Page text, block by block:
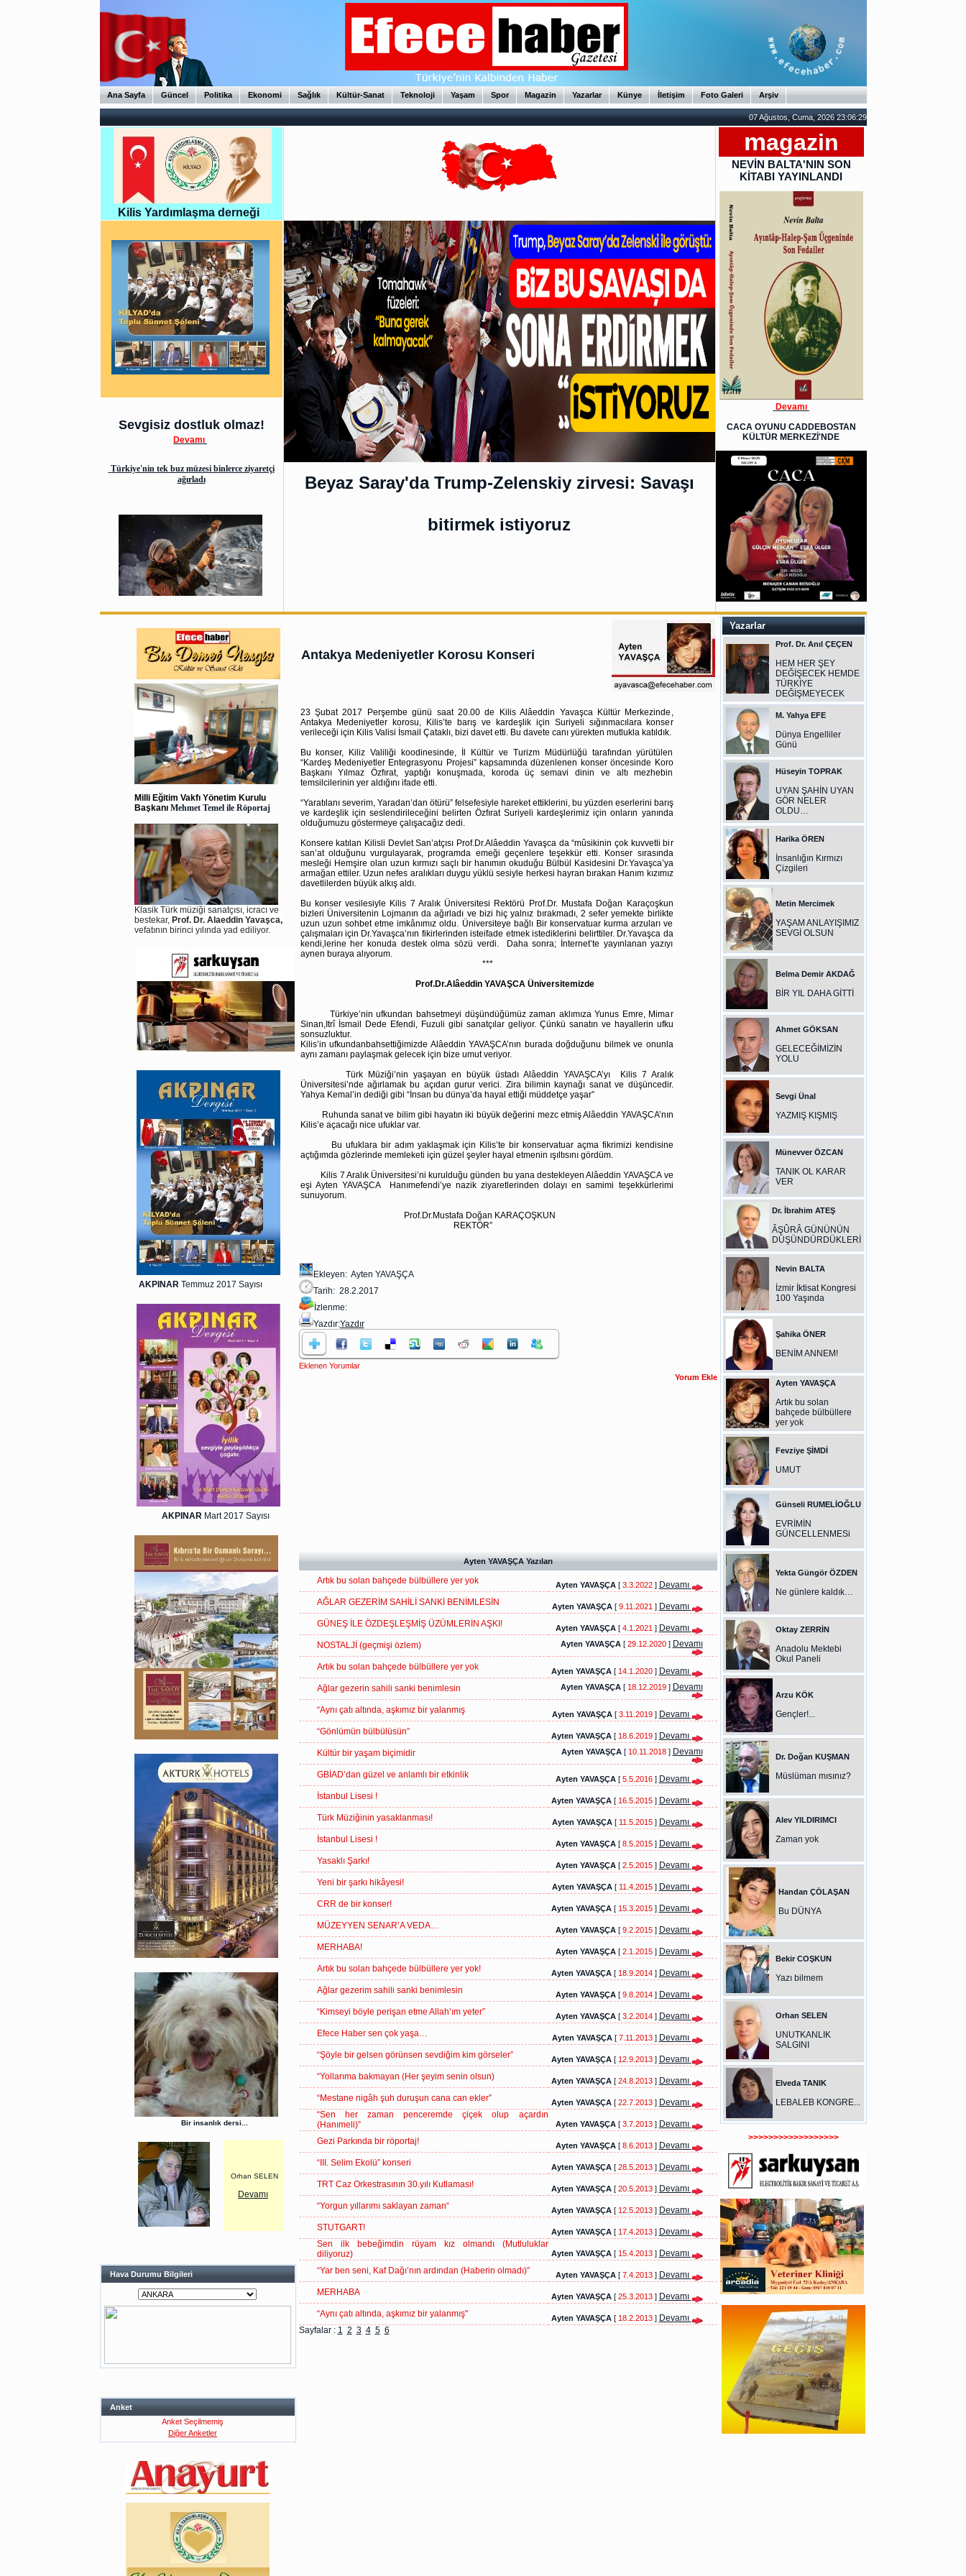
Ana Sayfa Güncel Politika Ekonomi Sağlık Kültür-Sanat Teknoloji Yaşam Spor Magazin Yazarlar Künye İletişim Foto Galeri Arşiv
07 Ağustos, Cuma, 2026 23:06:30
Kilis Yardımlaşma derneği
Sevgisiz dostluk olmaz!
Devamı
Türkiye'nin tek buz müzesi binlerce ziyaretçi
ağırladı
Beyaz Saray'da Trump-Zelenskiy zirvesi: Savaşı
bitirmek istiyoruz
magazin
NEVİN BALTA'NIN SON
KİTABI YAYINLANDI
Devamı
CACA OYUNU CADDEBOSTAN
KÜLTÜR MERKEZİ'NDE
Milli Eğitim Vakfı Yönetim Kurulu
Başkanı Mehmet Temel ile Röportaj
Klasik Türk müziği sanatçısı, icracı ve
bestekar,Prof. Dr. Alaeddin Yavaşca,
vefatının birinci yılında yad ediliyor.
AKPINAR Temmuz 2017 Sayısı
AKPINAR Mart 2017 Sayısı
Bir insanlık dersi...
Orhan SELEN
Devamı
Hava Durumu Bilgileri
Anket
Anket Seçilmemiş
Diğer Anketler
Antakya Medeniyetler Korosu Konseri
23 Şubat 2017 Perşembe günü saat 20.00 de Kilis Alâeddin Yavaşca Kültür Merkezinde,
Antakya Medeniyetler korosu, Kilis’te barış ve kardeşlik için Suriyeli sığınmacılara konser
verileceği için Kilis Valisi İsmail Çataklı, bizi davet etti. Bu davete canı yürekten mutlukla katıldık.
Bu konser, Kiliz Valiliği koodinesinde, İl Kültür ve Turizm Müdürlüğü tarafından yürütülen
“Kardeş Medeniyetler Entegrasyonu Projesi” kapsamında düzenlenen konser öncesinde Koro
Başkanı Yılmaz Özfırat, yaptığı konuşmada, koroda üç semavi dinin ve altı mezhebin
temsilcilerinin yer aldığını ifade etti.
“Yaratılanı severim, Yaradan’dan ötürü” felsefesiyle hareket ettiklerini, bu yüzden eserlerini barış
ve kardeşlik için seslendirileceğini belirten Özfırat Suriyeli kardeşlerimiz için onların yanında
olduğumuzu göstermeye çalışacağız dedi.
Konsere katılan Kilisli Devlet San’atçısı Prof.Dr.Alâeddin Yavaşca da “mûsikinin çok kuvvetli bir
san’at olduğunu vurgulayarak, programda emeği geçenlere teşekkür etti. Konser sırasında
mesleği Hemşire olan uzun kırmızı saçlı bir hanımın okuduğu Bülbül Kasidesini Dr.Yavaşca’ya
armağan ettiler. Uzun nefes aralıkları duygu yüklü sesiyle herkesi hayran bırakan Hanım kızımız
davetlilerden büyük alkış aldı.
Bu konser vesilesiyle Kilis 7 Aralık Üniversitesi Rektörü Prof.Dr. Mustafa Doğan Karaçoşkun
bizleri Üniversitenin Lojmanın da ağırladı ve bizi hiç yalnız bırakmadı, 2 sefer yemekte birlikte
uzun uzun sohbet etme imkânımız oldu. Üniversiteye bağlı Bir konservatuar kurma arzuları ve
çalışmaları için Dr.Yavaşca’nın fikirlerinden isteifade etmek istediklerini belirttiler. Dr.Yavaşca da
kendi,lerine her konuda destek olma sözü verdi. Daha sonra; İnternet’te yayınlanan yazıyı
aynen buraya alıyorum.
***
Prof.Dr.Alâeddin YAVAŞCA Üniversitemizde
Türkiye’nin ufkundan bahsetmeyi düşündüğümüz zaman aklımıza Yunus Emre, Mimar
Sinan,Itrî İsmail Dede Efendi, Fuzuli gibi sanatçılar geliyor. Çünkü sanatın ve hayallerin ufku
sonsuzluktur.
Kilis’in ufkundanbahsettiğimizde Alâeddin YAVAŞCA’nın burada doğduğunu bilmek ve onunla
aynı zamanı paylaşmak gelecek için bize umut veriyor.
Türk Müziği’nin yaşayan en büyük üstadı Alâeddin YAVAŞCA’yı Kilis 7 Aralık
Üniversitesi’nde ağırlamak bu açıdan gurur verici. Zira bilimin kaynağı sanat ve düşüncedir.
Yahya Kemal’in dediği gibi “İnsan bu dünya’da hayal ettiği müddetçe yaşar”
Ruhunda sanat ve bilim gibi hayatın iki büyük değerini mezc etmiş Alâeddin YAVAŞCA’nın
Kilis’e açacağı nice ufuklar var.
Bu ufuklara bir adım yaklaşmak için Kilis’te bir konservatuar açma fikrimizi kendisine
açtığımda gözlerinde memleketi için güzel şeyler hayal etmenin ışıltısını gördüm.
Kilis 7 Aralık Üniversitesi’ni kurulduğu günden bu yana destekleyen Alâeddin YAVAŞCA ve
eşi Ayten YAVAŞCA Hanımefendi’ye nazik ziyaretlerinden dolayı en samimi teşekkürlerimi
sunuyorum.
Prof.Dr.Mustafa Doğan KARAÇOŞKUN
REKTÖR”
Ekleyen: Ayten YAVAŞÇA
Tarih: 28.2.2017
İzlenme:
Yazdır:Yazdır
Eklenen Yorumlar
Ayten YAVAŞÇA Yazıları
Artık bu solan bahçede bülbüllere yer yok Ayten YAVAŞÇA[3.3.2022 ] Devamı
AĞLAR GEZERİM SAHİLİ SANKİ BENİMLESİN
Ayten YAVAŞÇA[9.11.2021 ] Devamı
GÜNEŞ İLE ÖZDEŞLEŞMİŞ ÜZÜMLERİN AŞKI!
Ayten YAVAŞÇA[4.1.2021 ] Devamı
NOSTALJİ (geçmişi özlem)
Ayten YAVAŞÇA[29.12.2020 ] Devamı
Artık bu solan bahçede bülbüllere yer yok Ayten YAVAŞÇA[14.1.2020 ] Devamı
Ağlar gezerin sahili sanki benimlesin
Ayten YAVAŞÇA[18.12.2019 ] Devamı
“Aynı çatı altında, aşkımız bir yalanmış Ayten YAVAŞÇA[3.11.2019 ] Devamı
“Gönlümün bülbülüsün”
Ayten YAVAŞÇA[18.6.2019 ] Devamı
Kültür bir yaşam biçimidir
Ayten YAVAŞÇA[10.11.2018 ] Devamı
GBİAD’dan güzel ve anlamlı bir etkinlik Ayten YAVAŞÇA[5.5.2016 ] Devamı
İstanbul Lisesi !
Ayten YAVAŞÇA[16.5.2015 ] Devamı
Türk Müziğinin yasaklanması!
Ayten YAVAŞÇA[11.5.2015 ] Devamı
İstanbul Lisesi !
Ayten YAVAŞÇA[8.5.2015 ] Devamı
Yasaklı Şarkı!
Ayten YAVAŞÇA[2.5.2015 ] Devamı
Yeni bir şarkı hikâyesi!
Ayten YAVAŞÇA[11.4.2015 ] Devamı
CRR de bir konser!
Ayten YAVAŞÇA[15.3.2015 ] Devamı
MÜZEYYEN SENAR’A VEDA…
Ayten YAVAŞÇA[9.2.2015 ] Devamı
MERHABA!
Ayten YAVAŞÇA[2.1.2015 ] Devamı
Artık bu solan bahçede bülbüllere yer yok!
Ayten YAVAŞÇA[18.9.2014 ] Devamı
Ağlar gezerim sahili sanki benimlesin
Ayten YAVAŞÇA[9.8.2014 ] Devamı
“Kimseyi böyle perişan etme Allah’ım yeter”
Ayten YAVAŞÇA[3.2.2014 ] Devamı
Efece Haber sen çok yaşa…
Ayten YAVAŞÇA[7.11.2013 ] Devamı
“Şöyle bir gelsen görünsen sevdiğim kim görseler”
Ayten YAVAŞÇA[12.9.2013 ] Devamı
“Yollarıma bakmayan (Her şeyim senin olsun)
Ayten YAVAŞÇA[24.8.2013 ] Devamı
“Mestane nigâh şuh duruşun cana can ekler”
Ayten YAVAŞÇA[22.7.2013 ] Devamı
“Sen her zaman penceremde çiçek olup açardın
(Hanımeli)”
Ayten YAVAŞÇA[3.7.2013 ] Devamı
Gezi Parkında bir röportaj!
Ayten YAVAŞÇA[8.6.2013 ] Devamı
“III. Selim Ekolü” konseri
Ayten YAVAŞÇA[28.5.2013 ] Devamı
TRT Caz Orkestrasının 30.yılı Kutlaması!
Ayten YAVAŞÇA[20.5.2013 ] Devamı
“Yorgun yıllarımı saklayan zaman“
Ayten YAVAŞÇA[12.5.2013 ] Devamı
STUTGART!
Ayten YAVAŞÇA[17.4.2013 ] Devamı
Sen ilk bebeğimdin rüyam kız olmandı (Mutluluklar
diliyoruz)
Ayten YAVAŞÇA[15.4.2013 ] Devamı
“Yar ben seni, Kaf Dağı’nın ardından (Haberin olmadı)”
Ayten YAVAŞÇA[7.4.2013 ] Devamı
MERHABA
Ayten YAVAŞÇA[25.3.2013 ] Devamı
“Aynı çatı altında, aşkımız bir yalanmış"
Ayten YAVAŞÇA[18.2.2013 ] Devamı
Sayfalar : 1 2 3 4 5 6
Yazarlar
Prof. Dr. Anıl ÇEÇEN
HEM HER ŞEY
DEĞİŞECEK HEMDE
TÜRKİYE
DEĞİŞMEYECEK
M. Yahya EFE
Dünya Engelliler
Günü
Hüseyin TOPRAK
UYAN ŞAHİN UYAN
GÖR NELER
OLDU…
Harika ÖREN
İnsanlığın Kırmızı
Çizgileri
Metin Mercimek
YAŞAM ANLAYIŞIMIZ
SEVGİ OLSUN
Belma Demir AKDAĞ
BİR YIL DAHA GİTTİ
Ahmet GÖKSAN
GELECEĞİMİZİN
YOLU
Sevgi Ünal
YAZMIŞ KIŞMIŞ
Münevver ÖZCAN
TANIK OL KARAR
VER
Dr. İbrahim ATEŞ
ÂŞÛRÂ GÜNÜNÜN
DÜŞÜNDÜRDÜKLERİ
Nevin BALTA
İzmir İktisat Kongresi
100 Yaşında
Şahika ÖNER
BENİM ANNEM!
Ayten YAVAŞÇA
Artık bu solan
bahçede bülbüllere
yer yok
Fevziye ŞİMDİ
UMUT
Günseli RUMELİOĞLU
EVRİMİN
GÜNCELLENMESi
Yekta Güngör ÖZDEN
Ne günlere kaldık…
Oktay ZERRİN
Anadolu Mektebi
Okul Paneli
Arzu KÖK
Gençler!...
Dr. Doğan KUŞMAN
Müslüman mısınız?
Alev YILDIRIMCI
Zaman yok
Handan ÇÖLAŞAN
Bu DÜNYA
Bekir COŞKUN
Yazı bilmem
Orhan SELEN
UNUTKANLIK
SALGINI
Elveda TANIK
LEBALEB KONGRE...
>>>>>>>>>>>>>>>>>>